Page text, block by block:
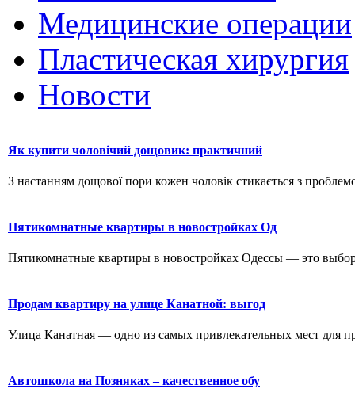
Медицинские операции
Пластическая хирургия
Новости
Як купити чоловічий дощовик: практичний
З настанням дощової пори кожен чоловік стикається з
Пятикомнатные квартиры в новостройках Од
Пятикомнатные квартиры в новостройках Одессы — это
Продам квартиру на улице Канатной: выгод
Улица Канатная — одно из самых привлекательных мест для
Автошкола на Позняках – качественное обу